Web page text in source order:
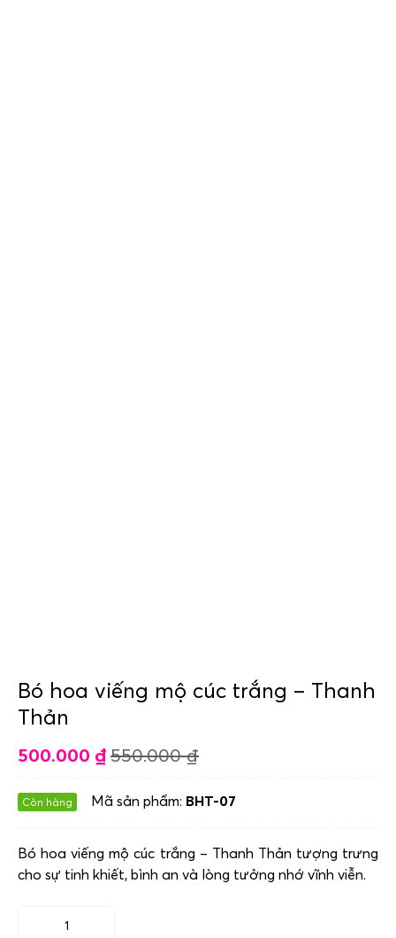
Bó hoa viếng mộ cúc trắng – Thanh
Thản
500.000 ₫ 550.000₫
Còn hàng Mã sản phẩm: BHT-07
Bó hoa viếng mộ cúc trắng – Thanh Thản tượng trưng
cho sự tinh khiết, bình an và lòng tưởng nhớ vĩnh viễn.